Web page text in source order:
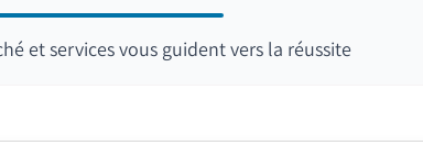
et services vous guident vers la réussite